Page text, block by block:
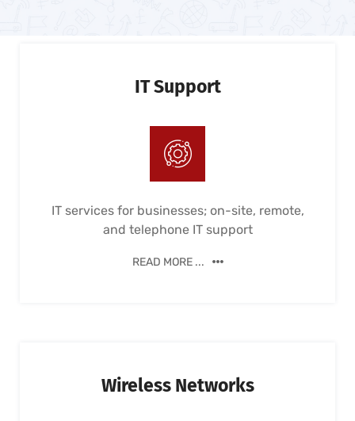
IT Support
IT services for businesses; on-site, remote,
and telephone IT support
READ MORE ...
Wireless Networks